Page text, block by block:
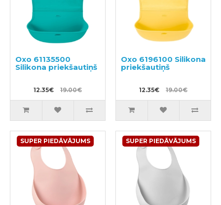
Oxo 61135500
Silikona priekšautiņš
12.35€ 19.00€
Oxo 6196100 Silikona
priekšautiņš
12.35€ 19.00€
SUPER PIEDĀVĀJUMS SUPER PIEDĀVĀJUMS